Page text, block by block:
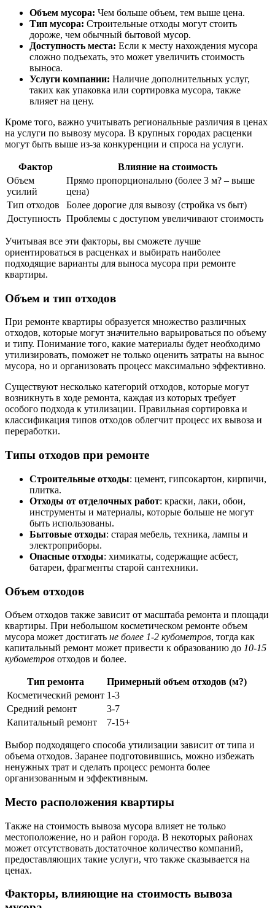
Объем мусора: Чем больше объем, тем выше цена.
Тип мусора: Строительные отходы могут стоить
дороже, чем обычный бытовой мусор.
Доступность места: Если к месту нахождения мусора
сложно подъехать, это может увеличить стоимость
выноса.
Услуги компании: Наличиe дополнительных услуг,
таких как упаковка или сортировка мусора, также
влияет на цену.
Кроме того, важно учитывать региональные различия в ценах
на услуги по вывозу мусора. В крупных городах расценки
могут быть выше из-за конкуренции и спроса на услуги.
Фактор
Влияние на стоимость
Объем
усилий
Прямо пропорционально (более 3 м? – выше
цена)
Тип отходов
Более дорогие для вывозу (стройка vs быт)
Доступность Проблемы с доступом увеличивают стоимость
Учитывая все эти факторы, вы сможете лучше
ориентироваться в расценках и выбирать наиболее
подходящие варианты для выноса мусора при ремонте
квартиры.
Объем и тип отходов
При ремонте квартиры образуется множество различных
отходов, которые могут значительно варьироваться по объему
и типу. Понимание того, какие материалы будет необходимо
утилизировать, поможет не только оценить затраты на вынос
мусора, но и организовать процесс максимально эффективно.
Существуют несколько категорий отходов, которые могут
возникнуть в ходе ремонта, каждая из которых требует
особого подхода к утилизации. Правильная сортировка и
классификация типов отходов облегчит процесс их вывоза и
переработки.
Типы отходов при ремонте
Строительные отходы: цемент, гипсокартон, кирпичи,
плитка.
Отходы от отделочных работ: краски, лаки, обои,
инструменты и материалы, которые больше не могут
быть использованы.
Бытовые отходы: старая мебель, техника, лампы и
электроприборы.
Опасные отходы: химикаты, содержащие асбест,
батареи, фрагменты старой сантехники.
Объем отходов
Объем отходов также зависит от масштаба ремонта и площади
квартиры. При небольшом косметическом ремонте объем
мусора может достигать не более 1-2 кубометров, тогда как
капитальный ремонт может привести к образованию до 10-15
кубометров отходов и более.
Тип ремонта
Примерный объем отходов (м?)
Косметический ремонт 1-3
Средний ремонт
3-7
Капитальный ремонт
7-15+
Выбор подходящего способа утилизации зависит от типа и
объема отходов. Заранее подготовившись, можно избежать
ненужных трат и сделать процесс ремонта более
организованным и эффективным.
Место расположения квартиры
Также на стоимость вывоза мусора влияет не только
местоположение, но и район города. В некоторых районах
может отсутствовать достаточное количество компаний,
предоставляющих такие услуги, что также сказывается на
ценах.
Факторы, влияющие на стоимость вывоза